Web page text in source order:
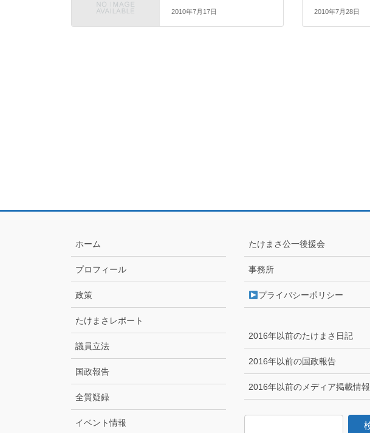
2010年7月17日 2010年7月28日
ホーム
プロフィール
政策
たけまさレポート
議員立法
国政報告
全質疑録
イベント情報
たけまさ公一後援会
事務所
プライバシーポリシー
2016年以前のたけまさ日記
2016年以前の国政報告
2016年以前のメディア掲載情報